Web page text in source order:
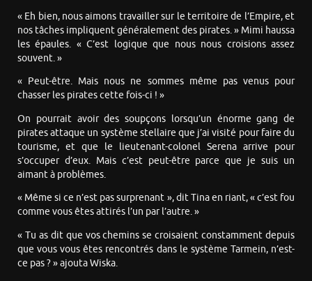
« Eh bien, nous aimons travailler sur le territoire de l’Empire, et
nos tâches impliquent généralement des pirates. » Mimi haussa
les épaules. « C’est logique que nous nous croisions assez
souvent. »
« Peut-être. Mais nous ne sommes même pas venus pour
chasser les pirates cette fois-ci ! »
On pourrait avoir des soupçons lorsqu’un énorme gang de
pirates attaque un système stellaire que j’ai visité pour faire du
tourisme, et que le lieutenant-colonel Serena arrive pour
s’occuper d’eux. Mais c’est peut-être parce que je suis un
aimant à problèmes.
« Même si ce n’est pas surprenant », dit Tina en riant, « c’est fou
comme vous êtes attirés l’un par l’autre. »
« Tu as dit que vos chemins se croisaient constamment depuis
que vous vous êtes rencontrés dans le système Tarmein, n’est-
ce pas ? » ajouta Wiska.